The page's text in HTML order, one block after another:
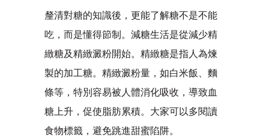
釐清對糖的知識後，更能了解糖不是不能
吃，而是懂得節制。減糖生活是從減少精
緻糖及精緻澱粉開始。精緻糖是指人為煉
製的加工糖。精緻澱粉量，如白米飯、麵
條等，特別容易被人體消化吸收，導致血
糖上升，促使脂肪累積。大家可以多閱讀
食物標籤，避免跳進甜蜜陷阱。